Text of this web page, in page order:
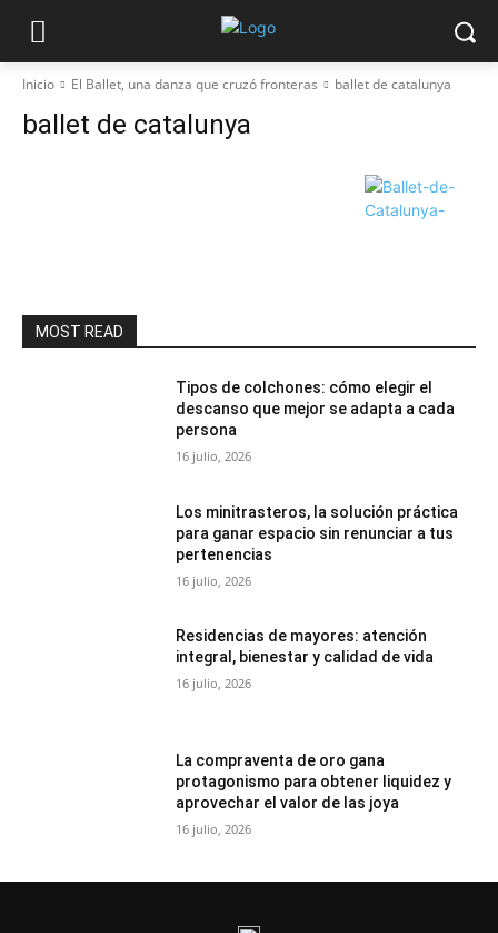
Inicio El Ballet, una danza que cruzó fronteras ballet de catalunya
ballet de catalunya
MOST READ
Tipos de colchones: cómo elegir el
descanso que mejor se adapta a cada
persona
16 julio, 2026
Los minitrasteros, la solución práctica
para ganar espacio sin renunciar a tus
pertenencias
16 julio, 2026
Residencias de mayores: atención
integral, bienestar y calidad de vida
16 julio, 2026
La compraventa de oro gana
protagonismo para obtener liquidez y
aprovechar el valor de las joya
16 julio, 2026